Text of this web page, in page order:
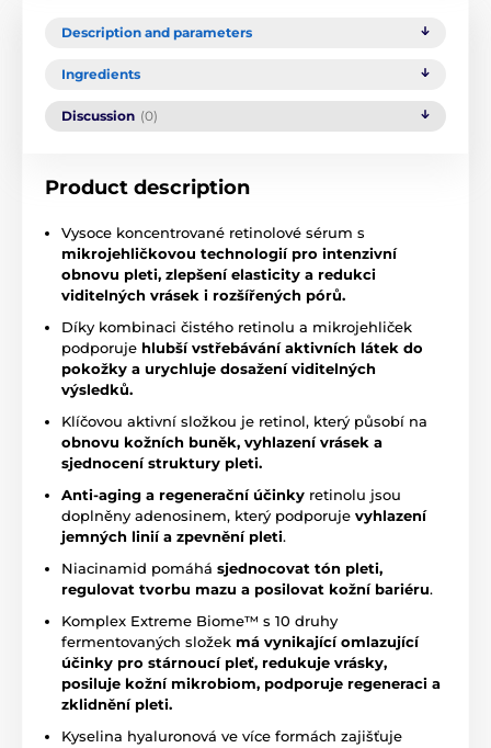
Description and parameters
Ingredients
Discussion (0)
Product description
Vysoce koncentrované retinolové sérum s
mikrojehličkovou technologií pro intenzivní
obnovu pleti, zlepšení elasticity a redukci
viditelných vrásek i rozšířených pórů.
Díky kombinaci čistého retinolu a mikrojehliček
podporuje hlubší vstřebávání aktivních látek do
pokožky a urychluje dosažení viditelných
výsledků.
Klíčovou aktivní složkou je retinol, který působí na
obnovu kožních buněk, vyhlazení vrásek a
sjednocení struktury pleti.
Anti-aging a regenerační účinky retinolu jsou
doplněny adenosinem, který podporuje vyhlazení
jemných linií a zpevnění pleti.
Niacinamid pomáhá sjednocovat tón pleti,
regulovat tvorbu mazu a posilovat kožní bariéru.
Komplex Extreme Biome™ s 10 druhy
fermentovaných složek má vynikající omlazující
účinky pro stárnoucí pleť, redukuje vrásky,
posiluje kožní mikrobiom, podporuje regeneraci a
zklidnění pleti.
Kyselina hyaluronová ve více formách zajišťuje